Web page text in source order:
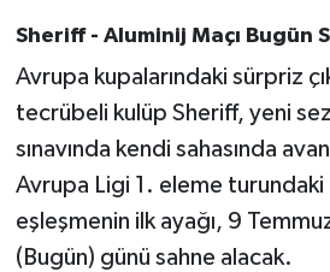
Sheriff - Aluminij Maçı Bugün
Avrupa kupalarındaki sürpriz
tecrübeli kulüp Sheriff, yeni
sınavında kendi sahasında
Avrupa Ligi 1. eleme turundaki
eşleşmenin ilk ayağı, 9
(Bugün) günü sahne alacak.
OTOMOTİV
Resmi İlanlar
SAĞLIK